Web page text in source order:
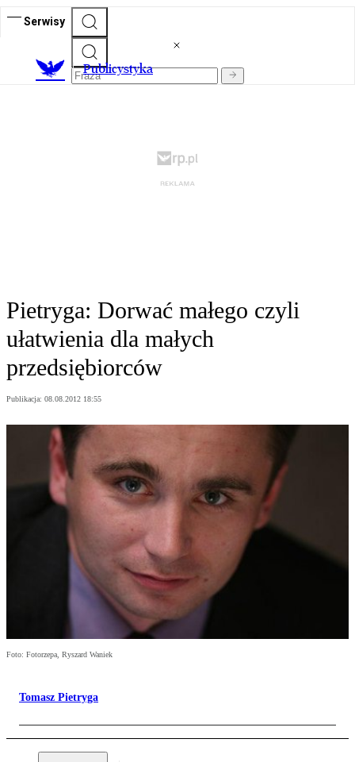
Serwisy
Publicystyka
Pietryga: Dorwać małego czyli
ułatwienia dla małych
przedsiębiorców
Publikacja: 08.08.2012 18:55
Foto: Fotorzepa, Ryszard Waniek
Tomasz Pietryga